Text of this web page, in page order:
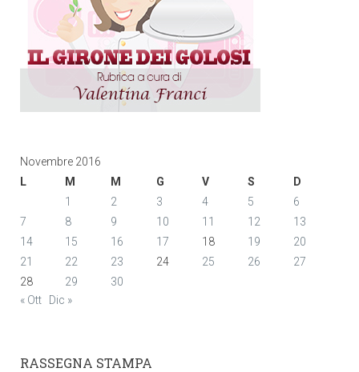
Novembre 2016
L
M M G V S
D
1
2 3 4 5
6
7
8 9 10 11 12
13
14
15 16 17 18 19
20
21
22 23 24 25 26
27
28
29
30
« Ott
Dic »
RASSEGNA STAMPA